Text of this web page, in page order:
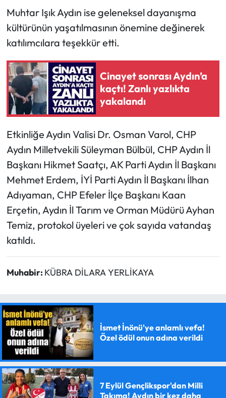
Muhtar Işık Aydın ise geleneksel dayanışma
kültürünün yaşatılmasının önemine değinerek
katılımcılara teşekkür etti.
Cinayet sonrası Aydın’a
kaçtı! Zanlı yazlıkta
yakalandı
Etkinliğe Aydın Valisi Dr. Osman Varol, CHP
Aydın Milletvekili Süleyman Bülbül, CHP Aydın İl
Başkanı Hikmet Saatçı, AK Parti Aydın İl Başkanı
Mehmet Erdem, İYİ Parti Aydın İl Başkanı İlhan
Adıyaman, CHP Efeler İlçe Başkanı Kaan
Erçetin, Aydın İl Tarım ve Orman Müdürü Ayhan
Temiz, protokol üyeleri ve çok sayıda vatandaş
katıldı.
Muhabir: KÜBRA DİLARA YERLİKAYA
İsmet İnönü'ye anlamlı vefa!
Özel ödül onun adına verildi
7 Eylül Gençlikspor'dan Milli
Takıma! Aydın bir kez daha